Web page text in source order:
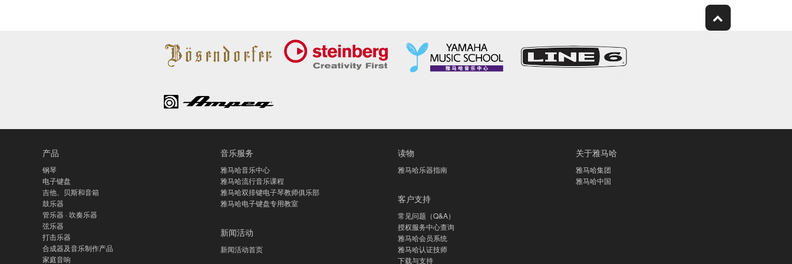
产品
钢琴
电子键盘
吉他、贝斯和音箱
鼓乐器
管乐器 · 吹奏乐器
弦乐器
打击乐器
合成器及音乐制作产品
家庭音响
音乐服务
雅马哈音乐中心
雅马哈流行音乐课程
雅马哈双排键电子琴教师俱乐部
雅马哈电子键盘专用教室
新闻活动
新闻活动首页
读物
雅马哈乐器指南
客户支持
常见问题（Q&A）
授权服务中心查询
雅马哈会员系统
雅马哈认证技师
下载与支持
关于雅马哈
雅马哈集团
雅马哈中国